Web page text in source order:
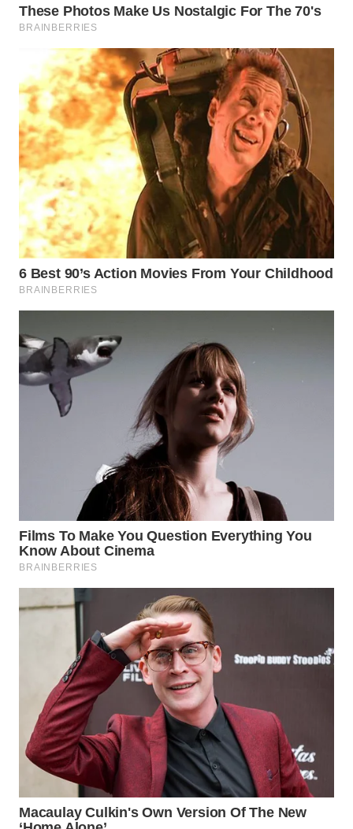
PAKPAK
WN
KARAWANG
WN
BEKASI
WN
BOGOR
WN
DEPOK
WN
WN
SAMOSIR
WN
SUMEDANG
WN
CIANJUR
WN
KEPULAUAN
SERIBU
WN
TANGERANG
WN
BINJAI
WN
CIREBON